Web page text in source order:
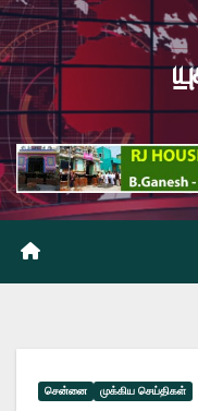
சென்னை முக்கிய செய்திகள்